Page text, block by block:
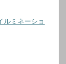
ミネーショ